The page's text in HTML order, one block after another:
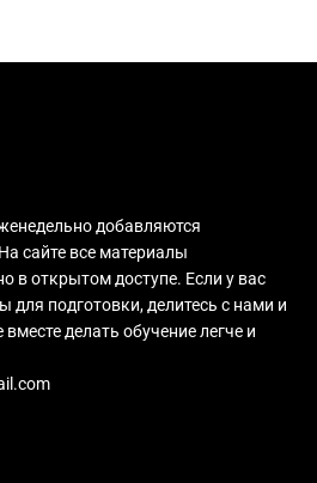
добавляются
сайте все материалы
в открытом доступе. Если у вас
для подготовки, делитесь с нами и
делать обучение легче и